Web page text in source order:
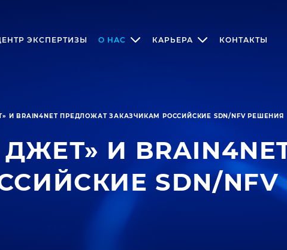
ЭКСПЕРТИЗЫ О НАС КАРЬЕРА КОНТАКТЫ
И BRAIN4NET ПРЕДЛОЖАТ ЗАКАЗЧИКАМ РОССИЙСКИЕ SDN/NFV РЕШЕНИЯ
И
SDN/